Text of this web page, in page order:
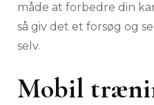
måde at forbedre din
så giv det et forsøg og
selv.
Mobil